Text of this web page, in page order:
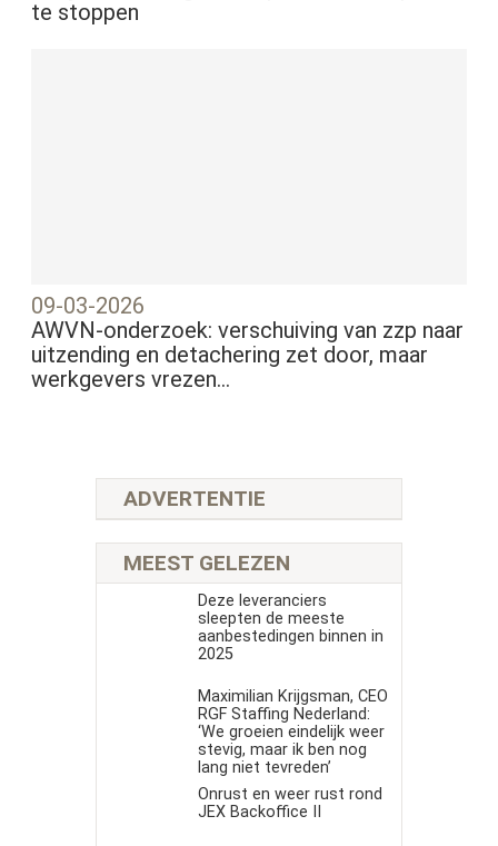
te stoppen
09-03-2026
AWVN-onderzoek: verschuiving van zzp naar
uitzending en detachering zet door, maar
werkgevers vrezen...
ADVERTENTIE
MEEST GELEZEN
Deze leveranciers
sleepten de meeste
aanbestedingen binnen in
2025
Maximilian Krijgsman, CEO
RGF Staffing Nederland:
‘We groeien eindelijk weer
stevig, maar ik ben nog
lang niet tevreden’
Onrust en weer rust rond
JEX Backoffice II